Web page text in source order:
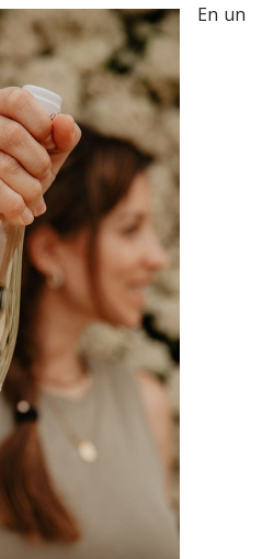
En un